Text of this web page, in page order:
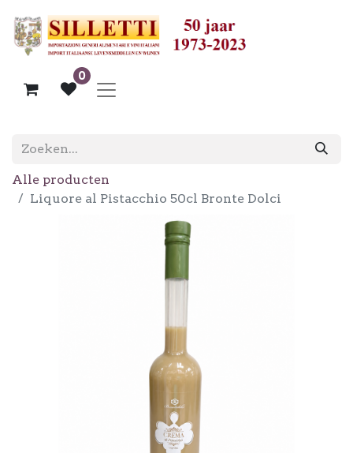
0
Alle producten
Liquore al Pistacchio 50cl Bronte Dolci